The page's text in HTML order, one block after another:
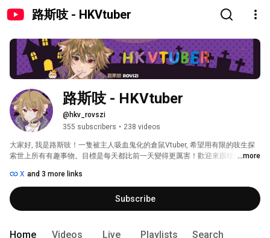
路斯吱 - HKVtuber
路斯吱 - HKVtuber
@hkv_rovszi
355 subscribers • 238 videos
大家好, 我是路斯吱！一隻被主人吸血鬼化的倉鼠Vtuber, 希望用有限的吱生探
索世上所有有趣事物。目標是每天都比前一天變得更厲害！歡迎來跟吱交朋...more
X and 3 more links
Subscribe
Home Videos Live Playlists Search